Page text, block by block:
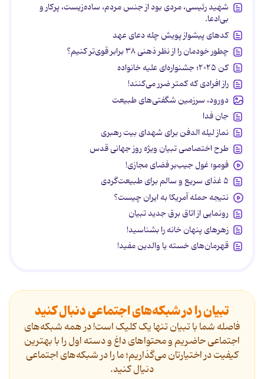
شهید رئیسی، مردی بود از جنس مردم، ساده‌زیست، پرکار و
بی‌ادعا.
کدهای پیشواز پویش چله دعای عهد
چطور خودمان را از نظر ذهنی ۳۸ برابر قوی‌تر کنیم؟
کن ۲۰۲۵؛ جشنواره‌ای علیه خانواده
راز افرادی که کمتر ضرر می‌کنند!
دورود، سرزمین شگفتی‌های طبیعت
جان فدا
نماز لیله الدفن برای شهدای بیت رهبری
طرح اختصاصی تبیان ویژه روز جهانی قدس
فومو؛ غول جیب‌بر فضای مجازی!
۵ غذای سریع و سالم برای طبیعت‌گردی
نتیجه حمله آمریکا به ایران چیست؟
رونمایی از اتاق برق جدید تبیان
زهرهای پنهان خانه را بشناسید!
قهرمان‌های خسته یا والدین مفید!
تبیان را در شبکه‌های اجتماعی دنبال کنید
فاصله شما با تبیان تنها یک کلیک است! در همه شبکه‌های
اجتماعی حاضریم و محتواهای داغ و دسته اول را با بهترین
کیفیت در اختیارتان می‌گذاریم؛ ما را در شبکه‌های اجتماعی
دنیال کنید.